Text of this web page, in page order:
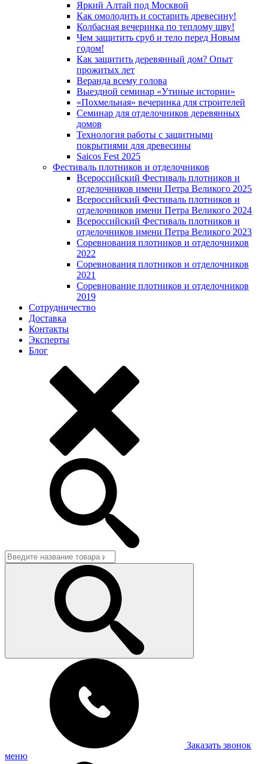
Яркий Алтай под Москвой
Как омолодить и состарить древесину!
Колбасная вечеринка по теплому шву!
Чем защитить сруб и тело перед Новым
годом!
Как защитить деревянный дом? Опыт
прожитых лет
Веранда всему голова
Выездной семинар «Утиные истории»
«Похмельная» вечеринка для строителей
Семинар для отделочников деревянных
домов
Технология работы с защитными
покрытиями для древесины
Saicos Fest 2025
Фестиваль плотников и отделочников
Всероссийский Фестиваль плотников и
отделочников имени Петра Великого 2025
Всероссийский Фестиваль плотников и
отделочников имени Петра Великого 2024
Всероссийский Фестиваль плотников и
отделочников имени Петра Великого 2023
Соревнования плотников и отделочников
2022
Соревнования плотников и отделочников
2021
Соревнование плотников и отделочников
2019
Сотрудничество
Доставка
Контакты
Эксперты
Блог
Заказать звонок
меню